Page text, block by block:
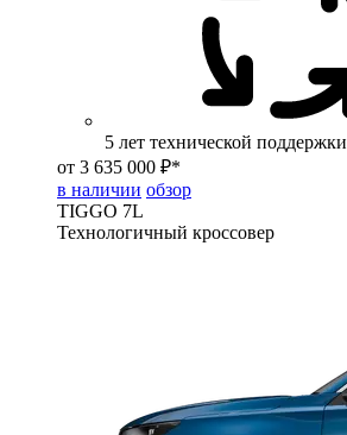
5 лет технической поддержки
от 3 635 000 ₽*
в наличии обзор
TIGGO 7L
Технологичный кроссовер